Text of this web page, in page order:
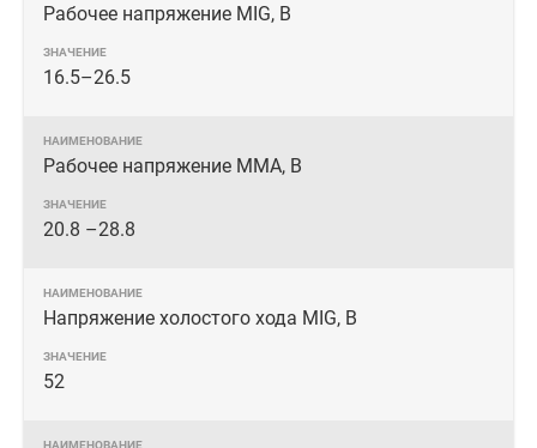
Рабочее напряжение MIG, В
16.5–26.5
Рабочее напряжение MMA, В
20.8 –28.8
Напряжение холостого хода MIG, В
52